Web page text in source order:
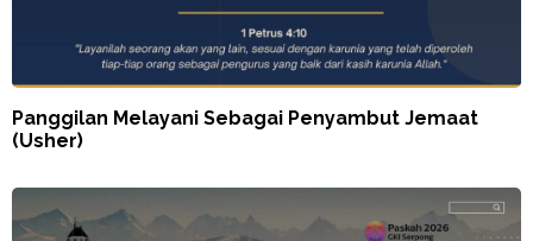
Panggilan Melayani Sebagai Penyambut Jemaat
(Usher)